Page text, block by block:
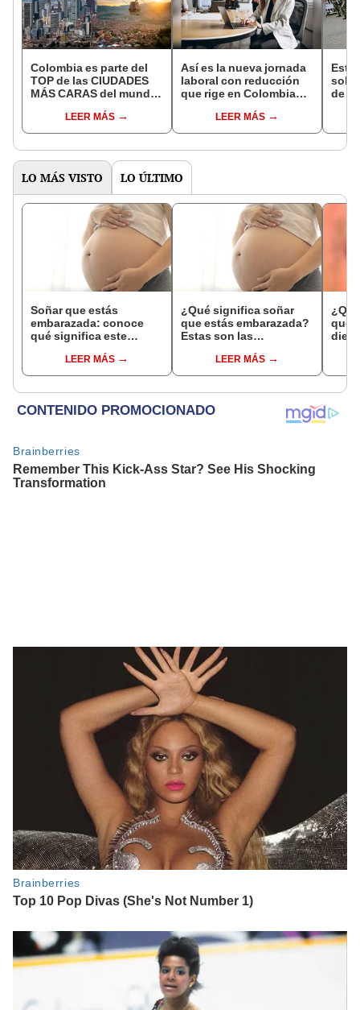
Colombia es parte del
TOP de las CIUDADES
MÁS CARAS del mundo:
costosas de
Latinoamérica
LEER MÁS
Así es la nueva jornada
laboral con reducción
que rige en Colombia
LEER MÁS
de
LO MÁS VISTO LO ÚLTIMO
Soñar que estás
embarazada: conoce
qué significa este
LEER MÁS
¿Qué significa soñar
que estás embarazada?
Estas son las
comunesLEER MÁS
que